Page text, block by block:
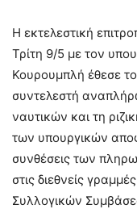
Η εκτελεστική
Τρίτη 9/5 με τον
Κουρουμπλή έθεσε
συντελεστή
ναυτικών και τη
των υπουργικών
συνθέσεις των
στις διεθνείς
Συλλογικών